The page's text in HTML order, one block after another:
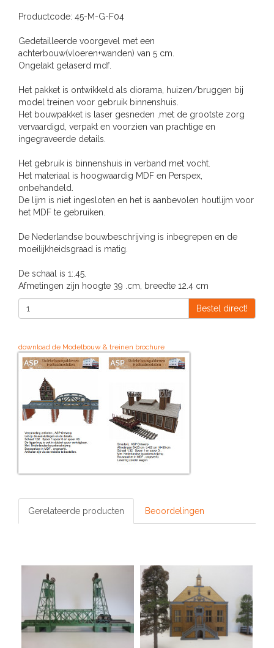
Productcode: 45-M-G-F04
Gedetailleerde voorgevel met een
achterbouw(vloeren+wanden) van 5 cm.
Ongelakt gelaserd mdf.
Het pakket is ontwikkeld als diorama, huizen/bruggen bij
model treinen voor gebruik binnenshuis.
Het bouwpakket is laser gesneden ,met de grootste zorg
vervaardigd, verpakt en voorzien van prachtige en
ingegraveerde details.
Het gebruik is binnenshuis in verband met vocht.
Het materiaal is hoogwaardig MDF en Perspex,
onbehandeld.
De lijm is niet ingesloten en het is aanbevolen houtlijm voor
het MDF te gebruiken.
De Nederlandse bouwbeschrijving is inbegrepen en de
moeilijkheidsgraad is matig.
De schaal is 1:.45.
Afmetingen zijn hoogte 39 .cm, breedte 12.4 cm
Bestel direct!
download de Modelbouw & treinen brochure
Gerelateerde producten Beoordelingen